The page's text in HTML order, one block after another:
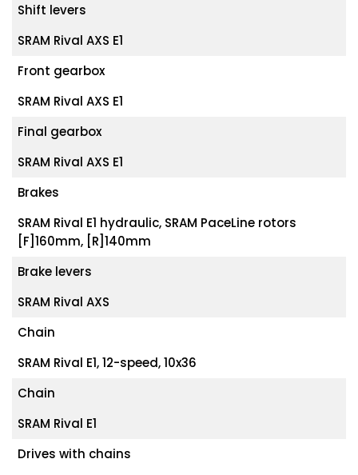
Shift levers
SRAM Rival AXS E1
Front gearbox
SRAM Rival AXS E1
Final gearbox
SRAM Rival AXS E1
Brakes
SRAM Rival E1 hydraulic, SRAM PaceLine rotors
[F]160mm, [R]140mm
Brake levers
SRAM Rival AXS
Chain
SRAM Rival E1, 12-speed, 10x36
Chain
SRAM Rival E1
Drives with chains